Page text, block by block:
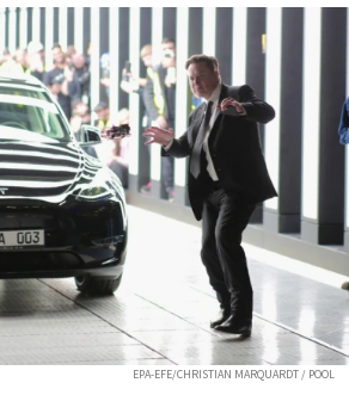
EPA-EFE/CHRISTIAN MARQUARDT / POOL